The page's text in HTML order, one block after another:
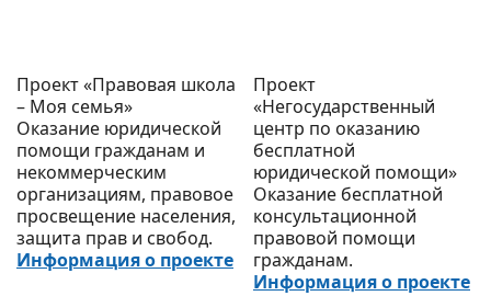
Проект «Правовая школа
– Моя семья»
Оказание юридической
помощи гражданам и
некоммерческим
организациям, правовое
просвещение населения,
защита прав и свобод.
Информация о проекте
Проект
«Негосударственный
центр по оказанию
бесплатной
юридической помощи»
Оказание бесплатной
консультационной
правовой помощи
гражданам.
Информация о проекте